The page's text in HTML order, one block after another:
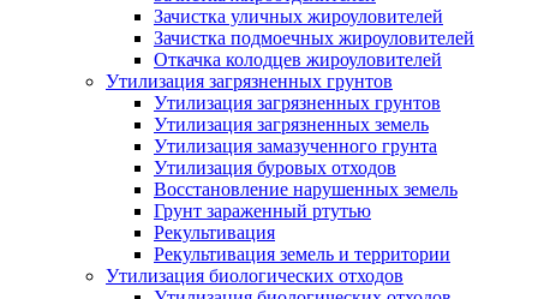
Зачистка уличных жироуловителей
Зачистка подмоечных жироуловителей
Откачка колодцев жироуловителей
Утилизация загрязненных грунтов
Утилизация загрязненных грунтов
Утилизация загрязненных земель
Утилизация замазученного грунта
Утилизация буровых отходов
Восстановление нарушенных земель
Грунт зараженный ртутью
Рекультивация
Рекультивация земель и территории
Утилизация биологических отходов